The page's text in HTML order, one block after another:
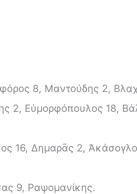
8, Μαντούδης 2,
2, Εὐμορφόπουλος 18,
16, Δημαρᾶς 2,
9, Ραψομανίκης.